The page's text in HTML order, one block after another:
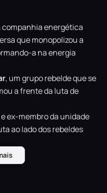
companhia energética
que monopolizou a
a na energia
, um grupo rebelde que se
a frente da luta de
ex-membro da unidade
ao lado dos rebeldes
fazê-lo encarar seu